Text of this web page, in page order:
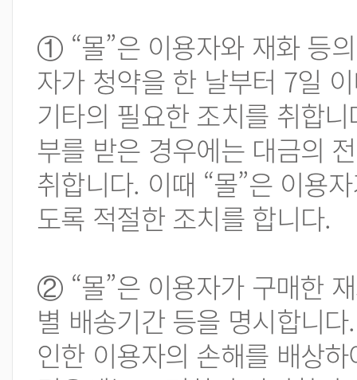
① “몰”은 이용자와 재화 등
자가 청약을 한 날부터 7일
기타의 필요한 조치를 취합
부를 받은 경우에는 대금의
취합니다. 이때 “몰”은 이용
도록 적절한 조치를 합니다.
② “몰”은 이용자가 구매한
별 배송기간 등을 명시합니
인한 이용자의 손해를 배상